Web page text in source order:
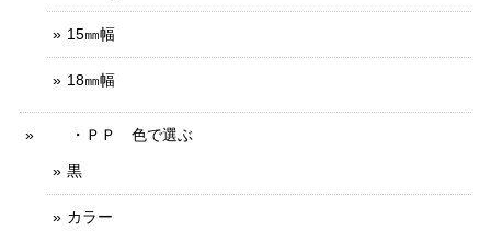
15㎜幅
18㎜幅
・ＰＰ 色で選ぶ
黒
カラー